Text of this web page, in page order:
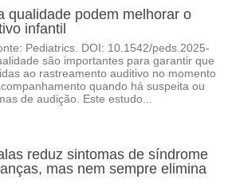
qualidade podem melhorar o
infantil
Pediatrics. DOI: 10.1542/peds.2025-
são importantes para garantir que
ao rastreamento auditivo no momento
quando há suspeita ou
de audição. Este estudo...
reduz sintomas de síndrome
mas nem sempre elimina